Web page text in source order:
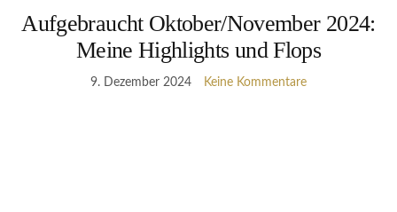
Aufgebraucht Oktober/November 2024:
Meine Highlights und Flops
9. Dezember 2024 Keine Kommentare